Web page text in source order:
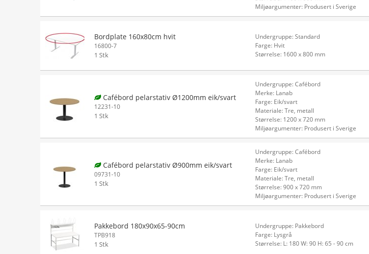
Miljøargumenter: Produsert i Sverige
Bordplate 160x80cm hvit
16800-7
1 Stk
Undergruppe: Standard
Farge: Hvit
Størrelse: 1600 x 800 mm
Cafébord pelarstativ Ø1200mm eik/svart
12231-10
1 Stk
Undergruppe: Cafébord
Merke: Lanab
Farge: Eik/svart
Materiale: Tre, metall
Størrelse: 1200 x 720 mm
Miljøargumenter: Produsert i Sverige
Cafébord pelarstativ Ø900mm eik/svart
09731-10
1 Stk
Undergruppe: Cafébord
Merke: Lanab
Farge: Eik/svart
Materiale: Tre, metall
Størrelse: 900 x 720 mm
Miljøargumenter: Produsert i Sverige
Pakkebord 180x90x65-90cm
TPB918
1 Stk
Undergruppe: Pakkebord
Farge: Lysgrå
Størrelse: L: 180 W: 90 H: 65 - 90 cm